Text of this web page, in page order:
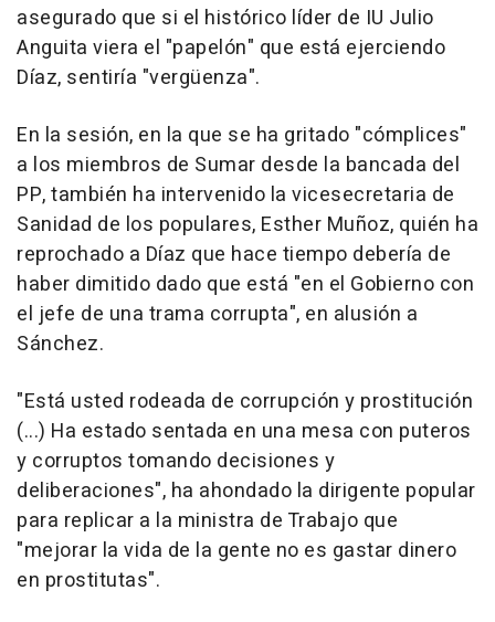
asegurado que si el histórico líder de IU Julio
Anguita viera el "papelón" que está ejerciendo
Díaz, sentiría "vergüenza".
En la sesión, en la que se ha gritado "cómplices"
a los miembros de Sumar desde la bancada del
PP, también ha intervenido la vicesecretaria de
Sanidad de los populares, Esther Muñoz, quién ha
reprochado a Díaz que hace tiempo debería de
haber dimitido dado que está "en el Gobierno con
el jefe de una trama corrupta", en alusión a
Sánchez.
"Está usted rodeada de corrupción y prostitución
(...) Ha estado sentada en una mesa con puteros
y corruptos tomando decisiones y
deliberaciones", ha ahondado la dirigente popular
para replicar a la ministra de Trabajo que
"mejorar la vida de la gente no es gastar dinero
en prostitutas".